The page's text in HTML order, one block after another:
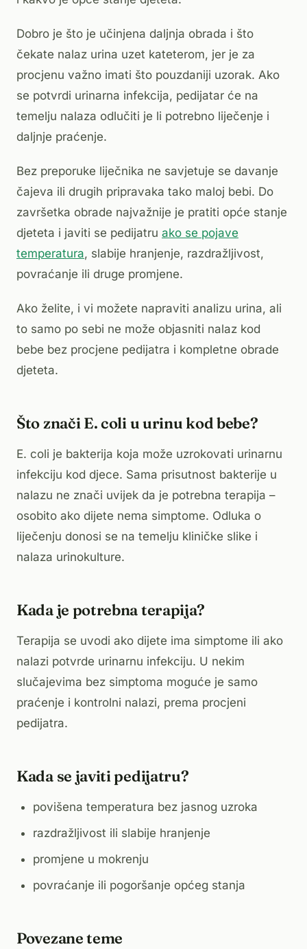
Dobro je što je učinjena daljnja obrada i što
čekate nalaz urina uzet kateterom, jer je za
procjenu važno imati što pouzdaniji uzorak. Ako
se potvrdi urinarna infekcija, pedijatar će na
temelju nalaza odlučiti je li potrebno liječenje i
daljnje praćenje.
Bez preporuke liječnika ne savjetuje se davanje
čajeva ili drugih pripravaka tako maloj bebi. Do
završetka obrade najvažnije je pratiti opće stanje
djeteta i javiti se pedijatru ako se pojave
temperatura, slabije hranjenje, razdražljivost,
povraćanje ili druge promjene.
Ako želite, i vi možete napraviti analizu urina, ali
to samo po sebi ne može objasniti nalaz kod
bebe bez procjene pedijatra i kompletne obrade
djeteta.
Što znači E. coli u urinu kod bebe?
E. coli je bakterija koja može uzrokovati urinarnu
infekciju kod djece. Sama prisutnost bakterije u
nalazu ne znači uvijek da je potrebna terapija –
osobito ako dijete nema simptome. Odluka o
liječenju donosi se na temelju kliničke slike i
nalaza urinokulture.
Kada je potrebna terapija?
Terapija se uvodi ako dijete ima simptome ili ako
nalazi potvrde urinarnu infekciju. U nekim
slučajevima bez simptoma moguće je samo
praćenje i kontrolni nalazi, prema procjeni
pedijatra.
Kada se javiti pedijatru?
povišena temperatura bez jasnog uzroka
razdražljivost ili slabije hranjenje
promjene u mokrenju
povraćanje ili pogoršanje općeg stanja
Povezane teme